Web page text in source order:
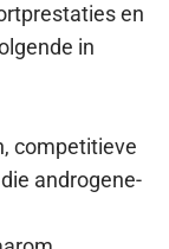
en
in
competitieve
androgene-